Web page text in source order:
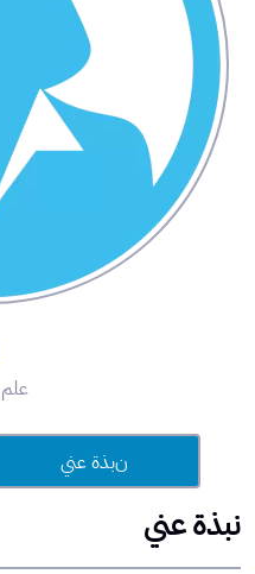
نبذة عني
نبذة عني